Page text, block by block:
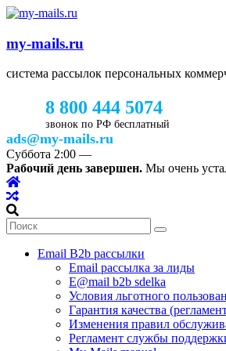
my-mails.ru
система рассылок персональных
8 800 444 5074
звонок по РФ бесплатный
ads@my-mails.ru
Суббота 2:00 —
Рабочий день завершен. Мы очень
Email B2b рассылки
Email рассылка за лиды
E@mail b2b sdelka
Условия льготного
Гарантия качества
Изменения правил
Регламент службы